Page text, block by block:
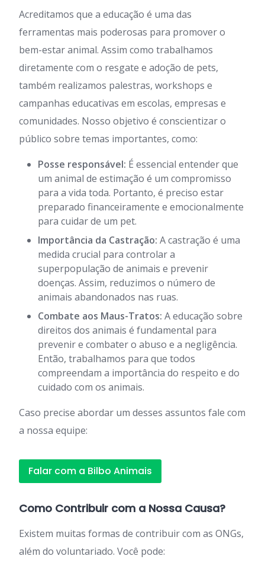
Acreditamos que a educação é uma das
ferramentas mais poderosas para promover o
bem-estar animal. Assim como trabalhamos
diretamente com o resgate e adoção de pets,
também realizamos palestras, workshops e
campanhas educativas em escolas, empresas e
comunidades. Nosso objetivo é conscientizar o
público sobre temas importantes, como:
Posse responsável: É essencial entender que
um animal de estimação é um compromisso
para a vida toda. Portanto, é preciso estar
preparado financeiramente e emocionalmente
para cuidar de um pet.
Importância da Castração: A castração é uma
medida crucial para controlar a
superpopulação de animais e prevenir
doenças. Assim, reduzimos o número de
animais abandonados nas ruas.
Combate aos Maus-Tratos: A educação sobre
direitos dos animais é fundamental para
prevenir e combater o abuso e a negligência.
Então, trabalhamos para que todos
compreendam a importância do respeito e do
cuidado com os animais.
Caso precise abordar um desses assuntos fale com
a nossa equipe:
Falar com a Bilbo Animais
Como Contribuir com a Nossa Causa?
Existem muitas formas de contribuir com as ONGs,
além do voluntariado. Você pode: